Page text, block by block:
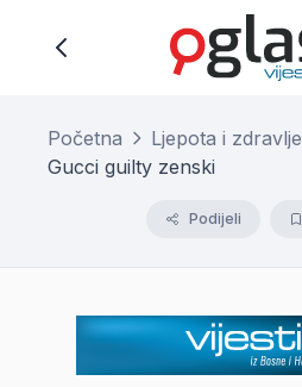
Početna Ljepota i zdravlje
Gucci guilty zenski
Podijeli